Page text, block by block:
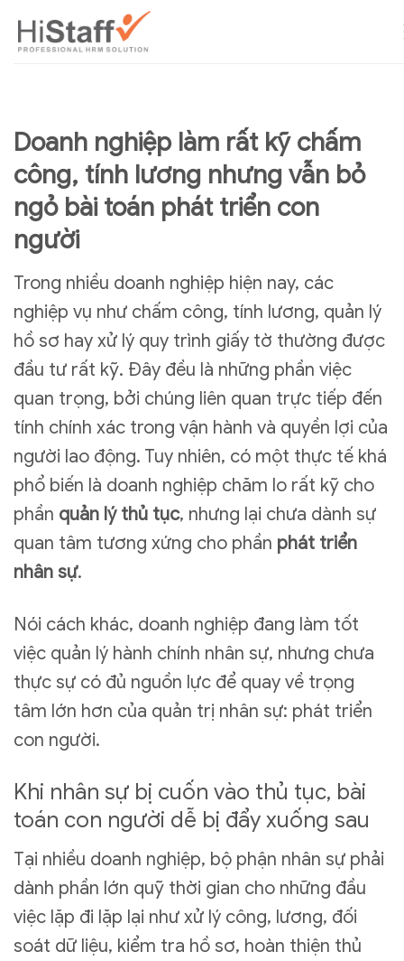
Doanh nghiệp làm rất kỹ chấm
công, tính lương nhưng vẫn bỏ
ngỏ bài toán phát triển con
người
Trong nhiều doanh nghiệp hiện nay, các
nghiệp vụ như chấm công, tính lương, quản lý
hồ sơ hay xử lý quy trình giấy tờ thường được
đầu tư rất kỹ. Đây đều là những phần việc
quan trọng, bởi chúng liên quan trực tiếp đến
tính chính xác trong vận hành và quyền lợi của
người lao động. Tuy nhiên, có một thực tế khá
phổ biến là doanh nghiệp chăm lo rất kỹ cho
phần quản lý thủ tục, nhưng lại chưa dành sự
quan tâm tương xứng cho phần phát triển
nhân sự.
Nói cách khác, doanh nghiệp đang làm tốt
việc quản lý hành chính nhân sự, nhưng chưa
thực sự có đủ nguồn lực để quay về trọng
tâm lớn hơn của quản trị nhân sự: phát triển
con người.
Khi nhân sự bị cuốn vào thủ tục, bài
toán con người dễ bị đẩy xuống sau
Tại nhiều doanh nghiệp, bộ phận nhân sự phải
dành phần lớn quỹ thời gian cho những đầu
việc lặp đi lặp lại như xử lý công, lương, đối
soát dữ liệu, kiểm tra hồ sơ, hoàn thiện thủ